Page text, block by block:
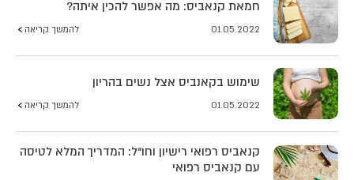
חמאת קנאביס: מה אפשר להכין איתה?
01.05.2022 להמשך קריאה
שימוש בקאנביס אצל נשים בהריון
01.05.2022 להמשך קריאה
קנאביס רפואי רישיון וחו“ל: המדריך המלא לטיסה
עם קנאביס רפואי